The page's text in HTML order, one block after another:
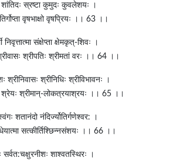
शांतिदः स्रष्टा कुमुदः कुवलेशयः ।
वृषभाक्षो वृषप्रियः ।। 63 ।।
निवृत्तात्मा संक्षेप्ता क्षेमकृत्-शिवः ।
श्रीपतिः श्रीमतां वरः ।। 64 ।।
श्रीनिवासः श्रीनिधिः श्रीविभावनः ।
श्रेयः श्रीमान्-लोकत्रयाश्रयः ।। 65 ।।
शतानंदो नंदिर्ज्योतिर्गणेश्वर: ।
सत्कीर्तिश्छिन्नसंशयः ।। 66 ।।
सर्वत:चक्षुरनीशः शाश्वतस्थिरः ।